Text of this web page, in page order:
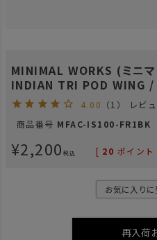
MINIMAL WORKS (ミニ
INDIAN TRI POD WING /
4.00 （1）
レビ
商品番号 MFAC-IS100-FR1BK
¥2,200 税込 [ 20 ポイント
お気に入りに
再入荷